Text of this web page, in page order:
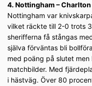
4. Nottingham – Charlton
Nottingham var
vilket räckte till 2-0 trots
sherifferna få stångas
själva förväntas bli
med poäng på slutet
matchbilder. Med
i hästväg. Över 80